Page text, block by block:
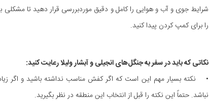
شرایط جوی و آب و هوایی را کامل و دقیق موردبررسی قرار دهید تا
را برای کمپ کردن پیدا کنید.
نکاتی که باید در سفر به جنگل‌های انجیلی و آبشار ولیلا رعایت کنید:
• نکته بسیار مهم این است که اگر کفش مناسب نداشته باشید و اگر
نباشد. حتماً این نکته را قبل از انتخاب این منطقه در نظر بگیرید.